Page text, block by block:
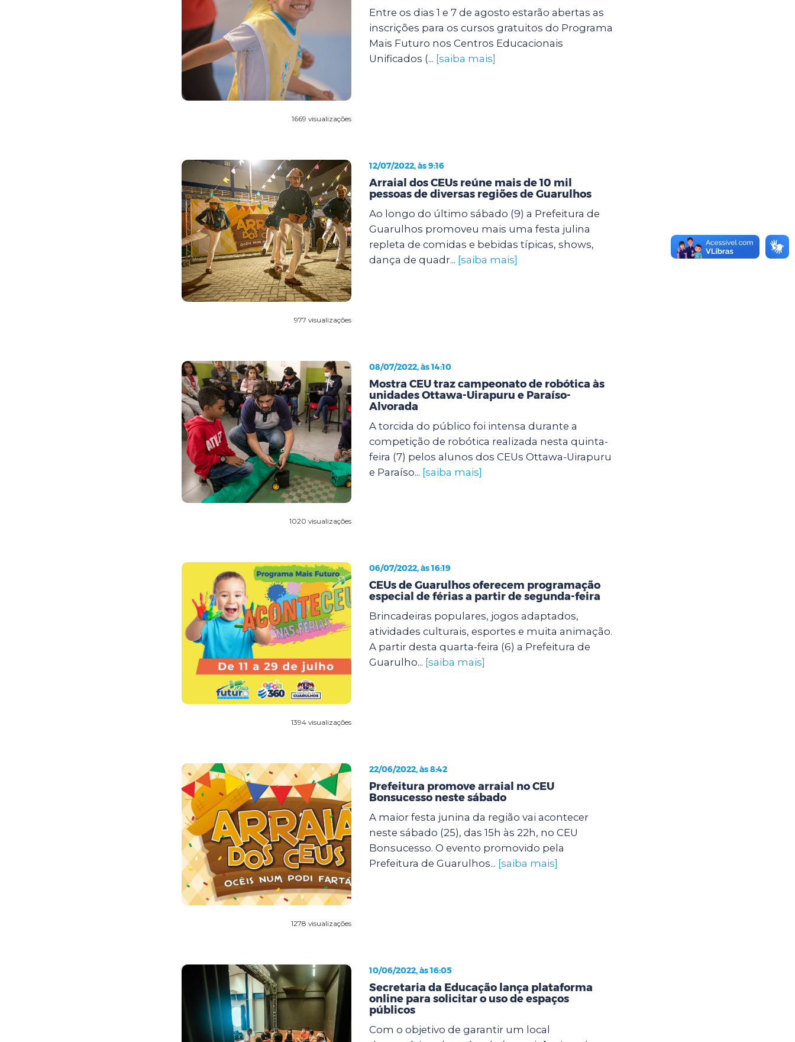
1669 visualizações
Entre os dias 1 e 7 de agosto estarão abertas as
inscrições para os cursos gratuitos do Programa
Mais Futuro nos Centros Educacionais
Unificados (... [saiba mais]
977 visualizações
12/07/2022, às 9:16
Arraial dos CEUs reúne mais de 10 mil
pessoas de diversas regiões de Guarulhos
Ao longo do último sábado (9) a Prefeitura de
Guarulhos promoveu mais uma festa julina
repleta de comidas e bebidas típicas, shows,
dança de quadr... [saiba mais]
1020 visualizações
08/07/2022, às 14:10
Mostra CEU traz campeonato de robótica às
unidades Ottawa-Uirapuru e Paraíso-
Alvorada
A torcida do público foi intensa durante a
competição de robótica realizada nesta quinta-
feira (7) pelos alunos dos CEUs Ottawa-Uirapuru
e Paraíso... [saiba mais]
1394 visualizações
06/07/2022, às 16:19
CEUs de Guarulhos oferecem programação
especial de férias a partir de segunda-feira
Brincadeiras populares, jogos adaptados,
atividades culturais, esportes e muita animação.
A partir desta quarta-feira (6) a Prefeitura de
Guarulho... [saiba mais]
1278 visualizações
22/06/2022, às 8:42
Prefeitura promove arraial no CEU
Bonsucesso neste sábado
A maior festa junina da região vai acontecer
neste sábado (25), das 15h às 22h, no CEU
Bonsucesso. O evento promovido pela
Prefeitura de Guarulhos... [saiba mais]
10/06/2022, às 16:05
Secretaria da Educação lança plataforma
online para solicitar o uso de espaços
públicos
Com o objetivo de garantir um local